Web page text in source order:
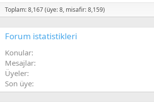
Toplam: 8,167 (üye: 8, misafir: 8,159)
Forum istatistikleri
Konular
Mesajlar
Üyeler
Son üye